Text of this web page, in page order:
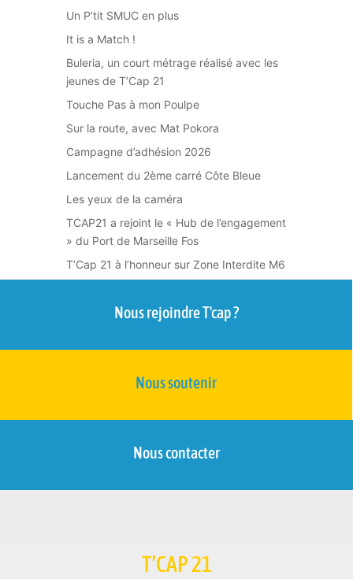
Un P’tit SMUC en plus
It is a Match !
Buleria, un court métrage réalisé avec les
jeunes de T’Cap 21
Touche Pas à mon Poulpe
Sur la route, avec Mat Pokora
Campagne d’adhésion 2026
Lancement du 2ème carré Côte Bleue
Les yeux de la caméra
TCAP21 a rejoint le « Hub de l’engagement
» du Port de Marseille Fos
T’Cap 21 à l’honneur sur Zone Interdite M6
Nous rejoindre T'cap ?
Nous soutenir
Nous contacter
T’CAP 21